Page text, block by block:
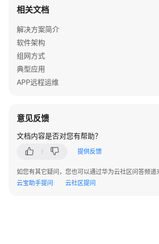
产
品
术
语
责
担
云
等
级
相关文档
解决方案简介
软件架构
组网方式
典型应用
APP远程运维
意见反馈
文档内容是否对您有帮助？
提供反馈
如您有其它疑问，您也可以通过华为云社区问答频道
云宝助手提问
云社区提问